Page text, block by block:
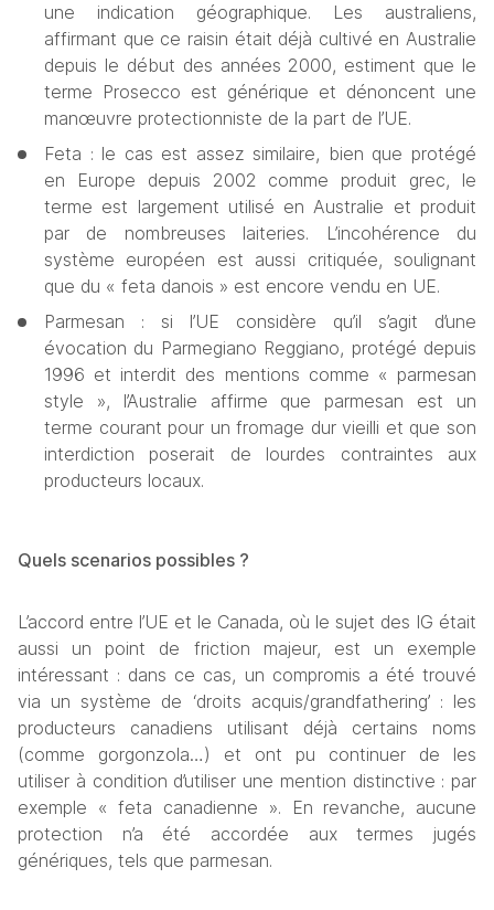
une indication géographique. Les australiens,
affirmant que ce raisin était déjà cultivé en Australie
depuis le début des années 2000, estiment que le
terme Prosecco est générique et dénoncent une
manœuvre protectionniste de la part de l’UE.
Feta : le cas est assez similaire, bien que protégé
en Europe depuis 2002 comme produit grec, le
terme est largement utilisé en Australie et produit
par de nombreuses laiteries. L’incohérence du
système européen est aussi critiquée, soulignant
que du « feta danois » est encore vendu en UE.
Parmesan : si l’UE considère qu’il s’agit d’une
évocation du Parmegiano Reggiano, protégé depuis
1996 et interdit des mentions comme « parmesan
style », l’Australie affirme que parmesan est un
terme courant pour un fromage dur vieilli et que son
interdiction poserait de lourdes contraintes aux
producteurs locaux.
Quels scenarios possibles ?
L’accord entre l’UE et le Canada, où le sujet des IG était
aussi un point de friction majeur, est un exemple
intéressant : dans ce cas, un compromis a été trouvé
via un système de ‘droits acquis/grandfathering’ : les
producteurs canadiens utilisant déjà certains noms
(comme gorgonzola…) et ont pu continuer de les
utiliser à condition d’utiliser une mention distinctive : par
exemple « feta canadienne ». En revanche, aucune
protection n’a été accordée aux termes jugés
génériques, tels que parmesan.